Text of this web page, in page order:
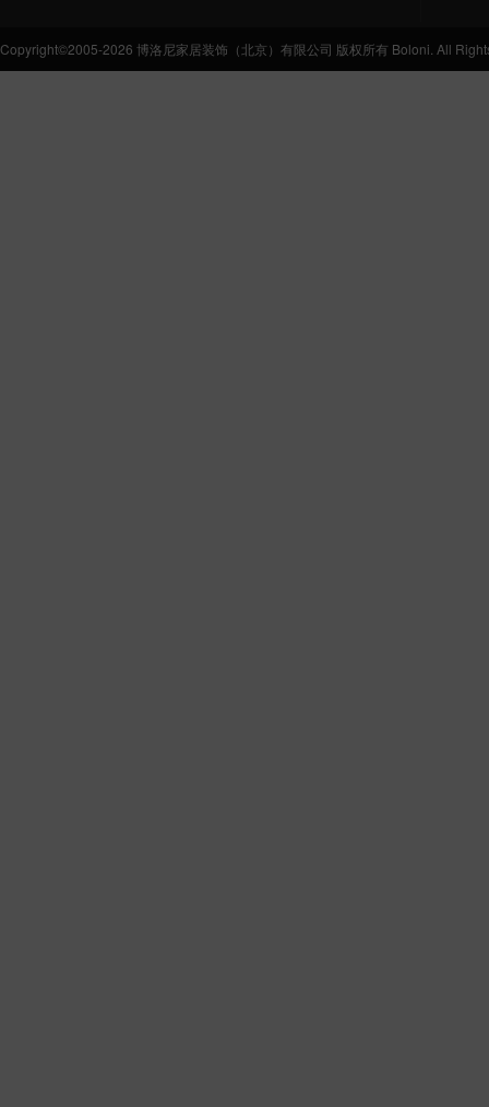
Copyright©2005-2026 博洛尼家居装饰（北京）有限公司 版权所有 Boloni. All